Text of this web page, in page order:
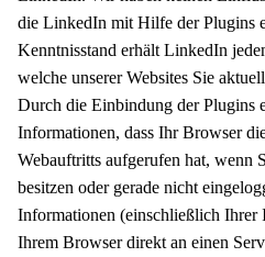
die LinkedIn mit Hilfe der Plugins
Kenntnisstand erhält LinkedIn
welche unserer Websites Sie
Durch die Einbindung der Plugins
Informationen, dass Ihr Browser
Webauftritts aufgerufen hat, wenn
besitzen oder gerade nicht
Informationen (einschließlich Ihrer
Ihrem Browser direkt an einen